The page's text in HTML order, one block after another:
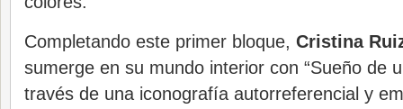
Completando este primer bloque, Cristina
sumerge en su mundo interior con “Sueño de
través de una iconografía autorreferencial y